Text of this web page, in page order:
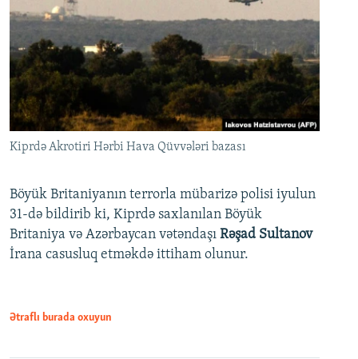
Kiprdə Akrotiri Hərbi Hava Qüvvələri bazası
Böyük Britaniyanın terrorla mübarizə polisi iyulun
31-də bildirib ki, Kiprdə saxlanılan Böyük
Britaniya və Azərbaycan vətəndaşı Rəşad Sultanov
İrana casusluq etməkdə ittiham olunur.
Ətraflı burada oxuyun